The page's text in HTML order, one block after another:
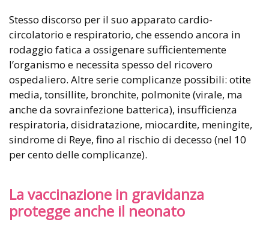
Stesso discorso per il suo apparato cardio-
circolatorio e respiratorio, che essendo ancora in
rodaggio fatica a ossigenare sufficientemente
l’organismo e necessita spesso del ricovero
ospedaliero. Altre serie complicanze possibili: otite
media, tonsillite, bronchite, polmonite (virale, ma
anche da sovrainfezione batterica), insufficienza
respiratoria, disidratazione, miocardite, meningite,
sindrome di Reye, fino al rischio di decesso (nel 10
per cento delle complicanze).
La vaccinazione in gravidanza
protegge anche il neonato